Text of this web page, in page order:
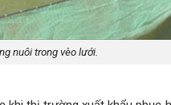
nuôi trong vèo lưới.